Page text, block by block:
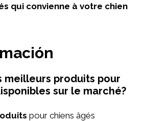
qui convienne à votre chien
meilleurs produits pour
sur le marché?
pour chiens âgés